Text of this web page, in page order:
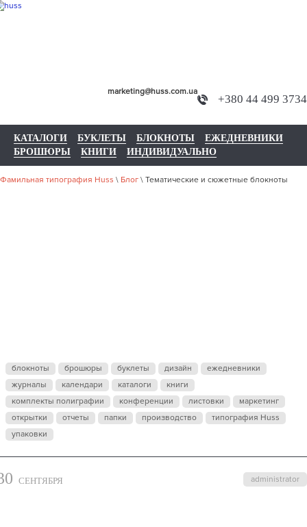
+380 44 499 3734
marketing@huss.com.ua
КАТАЛОГИ БУКЛЕТЫ БЛОКНОТЫ
ЕЖЕДНЕВНИКИ
БРОШЮРЫ
КНИГИ ИНДИВИДУАЛЬНО
Фамильная типография Huss \ Блог \ Тематические и сюжетные блокноты
СЮЖЕТНЫЕ
БЛОКНОТЫ
блокноты брошюры буклеты дизайн
ежедневники
журналы
календари каталоги
книги
комплекты полиграфии
конференции листовки
маркетинг
открытки
отчеты папки производство
типография Huss
упаковки
administrator
СЕНТЯБРЯ